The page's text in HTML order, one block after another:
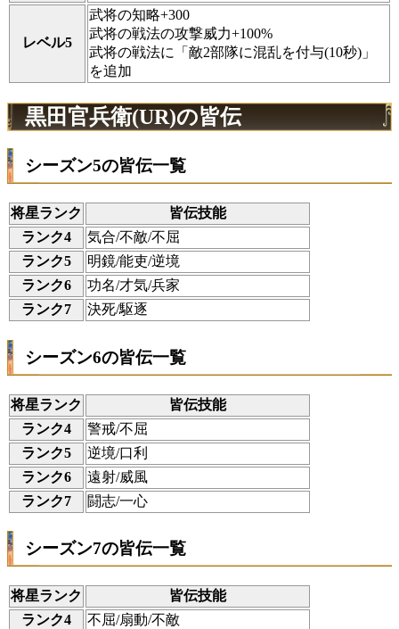
レベル5
武将の知略+300
武将の戦法の攻撃威力+100%
武将の戦法に「敵2部隊に混乱を付与(10秒)」
を追加
黒田官兵衛(UR)の皆伝
シーズン5の皆伝一覧
将星ランク
皆伝技能
ランク4
気合/不敵/不屈
ランク5
明鏡/能吏/逆境
ランク6
功名/才気/兵家
ランク7
決死/駆逐
シーズン6の皆伝一覧
将星ランク
皆伝技能
ランク4
警戒/不屈
ランク5
逆境/口利
ランク6
遠射/威風
ランク7
闘志/一心
シーズン7の皆伝一覧
将星ランク
皆伝技能
ランク4
不屈/扇動/不敵